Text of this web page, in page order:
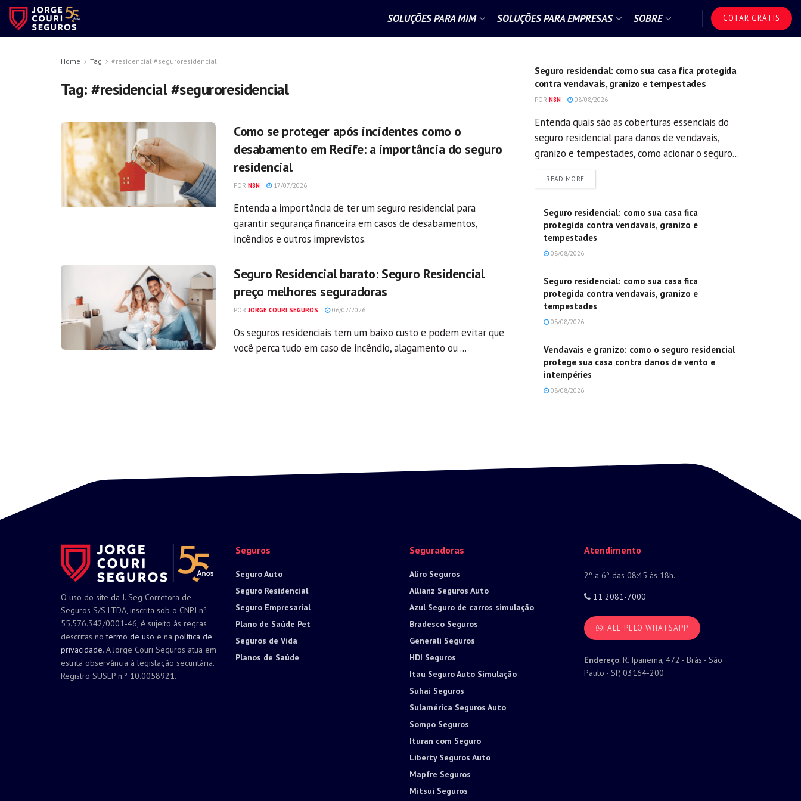
SOLUÇÕES PARA MIM SOLUÇÕES PARA EMPRESAS SOBRE COTAR GRÁTIS
Home Tag #residencial #seguroresidencial
Tag:#residencial #seguroresidencial
Como se proteger após incidentes como o
desabamento em Recife: a importância do seguro
residencial
POR N8N 17/07/2026
Entenda a importância de ter um seguro residencial para
garantir segurança financeira em casos de desabamentos,
incêndios e outros imprevistos.
Seguro Residencial barato: Seguro Residencial
preço melhores seguradoras
POR JORGE COURI SEGUROS 06/02/2026
Os seguros residenciais tem um baixo custo e podem evitar que
você perca tudo em caso de incêndio, alagamento ou ...
Seguro residencial: como sua casa fica protegida
contra vendavais, granizo e tempestades
POR N8N 08/08/2026
Entenda quais são as coberturas essenciais do
seguro residencial para danos de vendavais,
granizo e tempestades, como acionar o seguro...
READ MOREDETAILS
Seguro residencial: como sua casa fica
protegida contra vendavais, granizo e
tempestades
08/08/2026
Seguro residencial: como sua casa fica
protegida contra vendavais, granizo e
tempestades
08/08/2026
Vendavais e granizo: como o seguro residencial
protege sua casa contra danos de vento e
intempéries
08/08/2026
O uso do site da J. Seg Corretora de
Seguros S/S LTDA, inscrita sob o CNPJ nº
55.576.342/0001-46, é sujeito às regras
descritas notermo de uso e na política de
privacidade. A Jorge Couri Seguros atua em
estrita observância à legislação securitária.
Registro SUSEP n.º 10.0058921.
Seguros
Seguro Auto
Seguro Residencial
Seguro Empresarial
Plano de Saúde Pet
Seguros de Vida
Planos de Saúde
Seguradoras
Aliro Seguros
Allianz Seguros Auto
Azul Seguro de carros simulação
Bradesco Seguros
Generali Seguros
HDI Seguros
Itau Seguro Auto Simulação
Suhai Seguros
Sulamérica Seguros Auto
Sompo Seguros
Ituran com Seguro
Liberty Seguros Auto
Mapfre Seguros
Mitsui Seguros
Atendimento
2º a 6º das 08:45 às 18h.
11 2081-7000
FALE PELO WHATSAPP
Endereço: R. Ipanema, 472 - Brás - São
Paulo - SP, 03164-200